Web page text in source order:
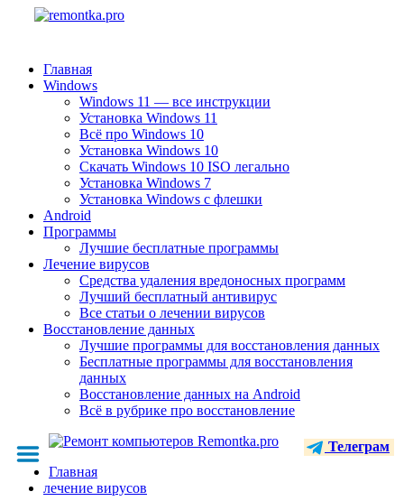
Главная
Windows
Windows 11 — все инструкции
Установка Windows 11
Всё про Windows 10
Установка Windows 10
Скачать Windows 10 ISO легально
Установка Windows 7
Установка Windows с флешки
Android
Программы
Лучшие бесплатные программы
Лечение вирусов
Средства удаления вредоносных программ
Лучший бесплатный антивирус
Все статьи о лечении вирусов
Восстановление данных
Лучшие программы для восстановления данных
Бесплатные программы для восстановления
данных
Восстановление данных на Android
Всё в рубрике про восстановление
Телеграм
Главная
лечение вирусов